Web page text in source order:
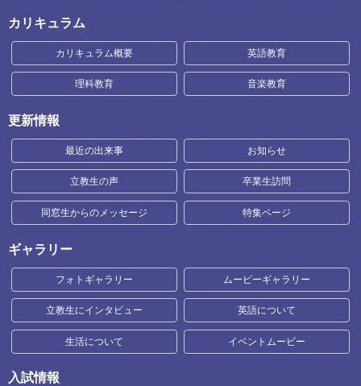
カリキュラム
カリキュラム概要 英語教育
理科教育 音楽教育
更新情報
最近の出来事 お知らせ
立教生の声 卒業生訪問
同窓生からのメッセージ 特集ページ
ギャラリー
フォトギャラリー ムービーギャラリー
立教生にインタビュー 英語について
生活について イベントムービー
入試情報